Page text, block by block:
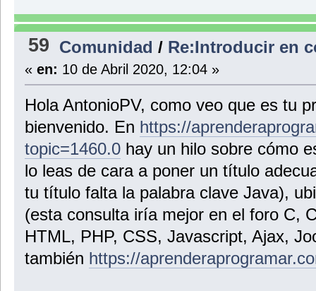
59 Comunidad / Re:Introducir en
« en: 10 de Abril 2020, 12:04 »
Hola AntonioPV, como veo que es tu
bienvenido. En https://
topic=1460.0hay un hilo sobre cómo
lo leas de cara a poner un título
tu título falta la palabra clave Java),
(esta consulta iría mejor en el foro C,
HTML, PHP, CSS, Javascript, Ajax,
también https://